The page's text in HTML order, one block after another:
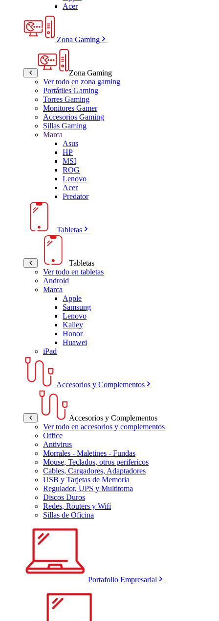
Acer
Zona Gaming
Zona Gaming
Ver todo en zona gaming
Portátiles Gaming
Torres Gaming
Monitores Gamer
Accesorios Gaming
Sillas Gaming
Marca
Asus
HP
MSI
ROG
Lenovo
Acer
Predator
Tabletas
Tabletas
Ver todo en tabletas
Android
Marca
Apple
Samsung
Lenovo
Kalley
Honor
Huawei
iPad
Accesorios y Complementos
Accesorios y Complementos
Ver todo en accesorios y complementos
Office
Antivirus
Morrales - Maletines - Fundas
Mouse, Teclados, otros perifericos
Cables, Cargadores, Adaptadores
USB y Tarjetas de Memoria
Regulador, UPS y Multitoma
Discos Duros
Redes, Routers y Wifi
Sillas de Oficina
Portafolio Empresarial